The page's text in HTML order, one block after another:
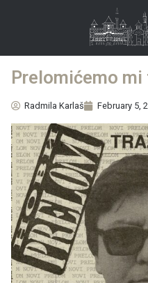
Prelomićemo mi
Radmila Karlaš February 5,